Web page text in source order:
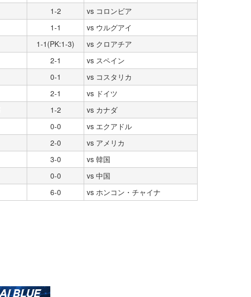
1-2
vs コロンビア
1-1
vs ウルグアイ
1-1(PK:1-3)
vs クロアチア
2-1
vs スペイン
0-1
vs コスタリカ
2-1
vs ドイツ
1-2
vs カナダ
0-0
vs エクアドル
2-0
vs アメリカ
3-0
vs 韓国
0-0
vs 中国
6-0 vs ホンコン・チャイナ